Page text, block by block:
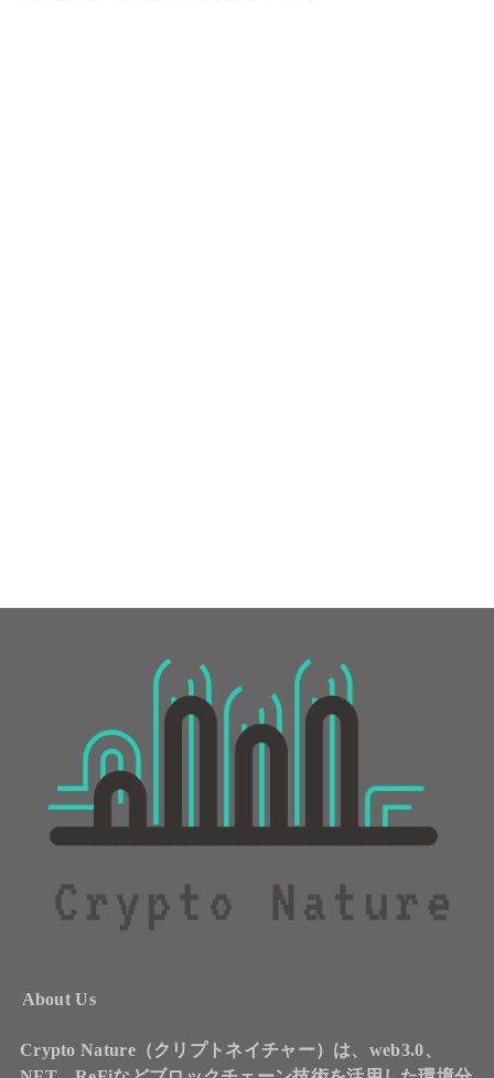
About Us
Crypto Nature（クリプトネイチャー）は、web3.0、